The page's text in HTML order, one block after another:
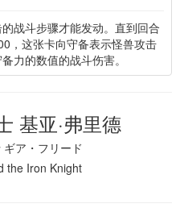
战斗步骤才能发动。直到回合
，这张卡向守备表示怪兽攻击
力的数值的战斗伤害。
基亚·弗里德
ア・フリード
the Iron Knight